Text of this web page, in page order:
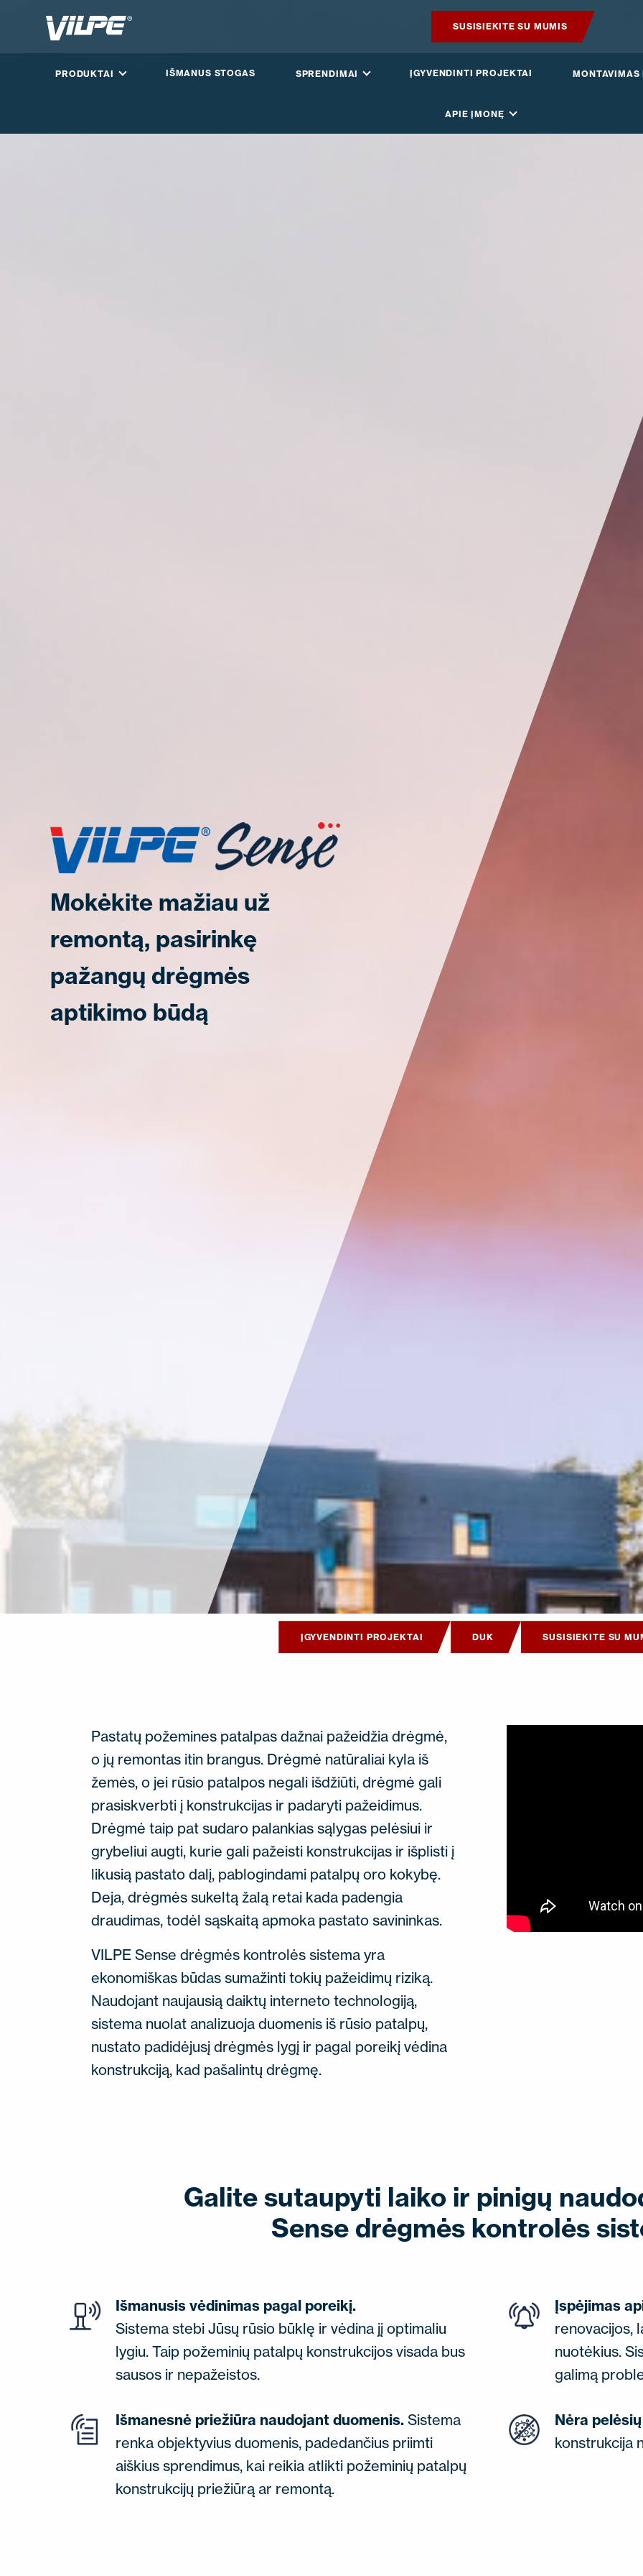
SUSISIEKITE SU MUMIS
PRODUKTAI IŠMANUS STOGAS SPRENDIMAI ĮGYVENDINTI PROJEKTAI
APIE ĮMONĘ
Mokėkite mažiau už
remontą, pasirinkę
pažangų drėgmės
aptikimo būdą
ĮGYVENDINTI PROJEKTAI DUK SUSISIEKITE SU
Pastatų požemines patalpas dažnai pažeidžia drėgmė,
o jų remontas itin brangus. Drėgmė natūraliai kyla iš
žemės, o jei rūsio patalpos negali išdžiūti, drėgmė gali
prasiskverbti į konstrukcijas ir padaryti pažeidimus.
Drėgmė taip pat sudaro palankias sąlygas pelėsiui ir
grybeliui augti, kurie gali pažeisti konstrukcijas ir išplisti į
likusią pastato dalį, pablogindami patalpų oro kokybę.
Deja, drėgmės sukeltą žalą retai kada padengia
draudimas, todėl sąskaitą apmoka pastato savininkas.
VILPE Sense drėgmės kontrolės sistema yra
ekonomiškas būdas sumažinti tokių pažeidimų riziką.
Naudojant naujausią daiktų interneto technologiją,
sistema nuolat analizuoja duomenis iš rūsio patalpų,
nustato padidėjusį drėgmės lygį ir pagal poreikį vėdina
konstrukciją, kad pašalintų drėgmę.
Galite sutaupyti laiko ir pinigų
Sense drėgmės kontrolės
Išmanusis vėdinimas pagal poreikį.
Sistema stebi Jūsų rūsio būklę ir vėdina jį optimaliu
lygiu. Taip požeminių patalpų konstrukcijos visada bus
sausos ir nepažeistos.
Išmanesnė priežiūra naudojant duomenis.Sistema
renka objektyvius duomenis, padedančius priimti
aiškius sprendimus, kai reikia atlikti požeminių patalpų
konstrukcijų priežiūrą ar remontą.
Įspėjimas
renovacijos,
nuotėkius.
galimą
Nėra
konstrukcija